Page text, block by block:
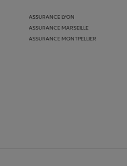
ASSURANCE LYON
ASSURANCE MARSEILLE
ASSURANCE MONTPELLIER